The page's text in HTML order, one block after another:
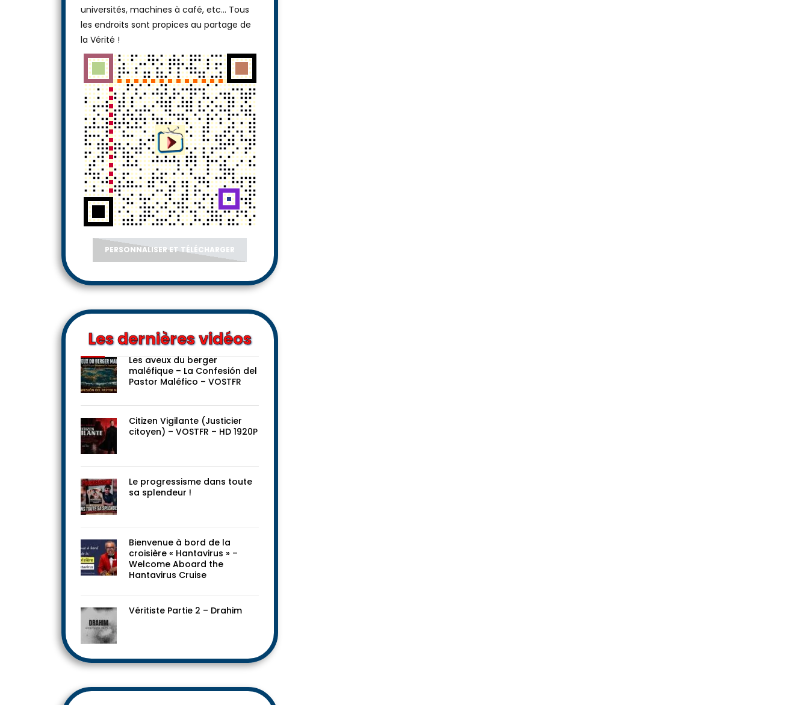
universités, machines à café, etc... Tous
les endroits sont propices au partage de
la Vérité !
PERSONNALISER ET TÉLÉCHARGER
Les dernières vidéos
Les aveux du berger
maléfique – La Confesión del
Pastor Maléfico – VOSTFR
Citizen Vigilante (Justicier
citoyen) – VOSTFR – HD 1920P
Le progressisme dans toute
sa splendeur !
Bienvenue à bord de la
croisière « Hantavirus » –
Welcome Aboard the
Hantavirus Cruise
Véritiste Partie 2 – Drahim